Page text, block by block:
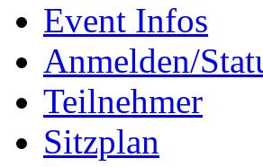
Event Infos
Anmelden/
Teilnehmer
Sitzplan